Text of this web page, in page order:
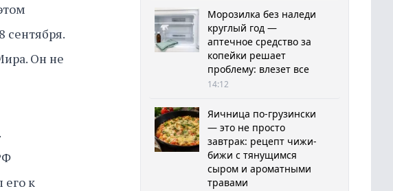
сентября.
Он не
его к
Морозилка без наледи
круглый год —
аптечное средство за
копейки решает
проблему: влезет все
14:12
Яичница по-грузински
— это не просто
завтрак: рецепт чижи-
бижи с тянущимся
сыром и ароматными
травами